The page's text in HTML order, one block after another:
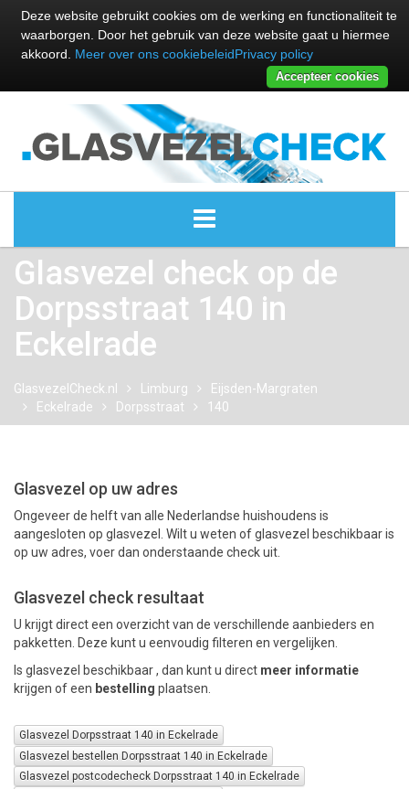
ALLE GLASVEZEL PROVIDERS
GLASVEZEL PROVIDERS
GLASVEZEL ALTERNATIEVEN
Glasvezel check op de
Dorpsstraat 140 in
Eckelrade
GlasvezelCheck.nl Limburg
Eijsden-Margraten
Eckelrade
Dorpsstraat 140
Glasvezel op uw adres
Ongeveer de helft van alle Nederlandse huishoudens is
aangesloten op glasvezel. Wilt u weten of glasvezel beschikbaar is
op uw adres, voer dan onderstaande check uit.
Glasvezel check resultaat
U krijgt direct een overzicht van de verschillende aanbieders en
pakketten. Deze kunt u eenvoudig filteren en vergelijken.
Is glasvezel beschikbaar , dan kunt u direct meer informatie
krijgen of een bestelling plaatsen.
Glasvezel Dorpsstraat 140 in Eckelrade
Glasvezel bestellen Dorpsstraat 140 in Eckelrade
Glasvezel postcodecheck Dorpsstraat 140 in Eckelrade
Deze website gebruikt cookies om de werking en functionaliteit te
waarborgen. Door het gebruik van deze website gaat u hiermee
akkoord. Meer over ons cookiebeleidPrivacy policy
Accepteer cookies